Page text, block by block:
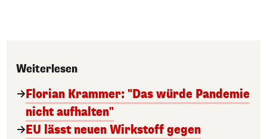
Weiterlesen
Florian Krammer: "Das würde Pandemie
nicht aufhalten"
EU lässt neuen Wirkstoff gegen